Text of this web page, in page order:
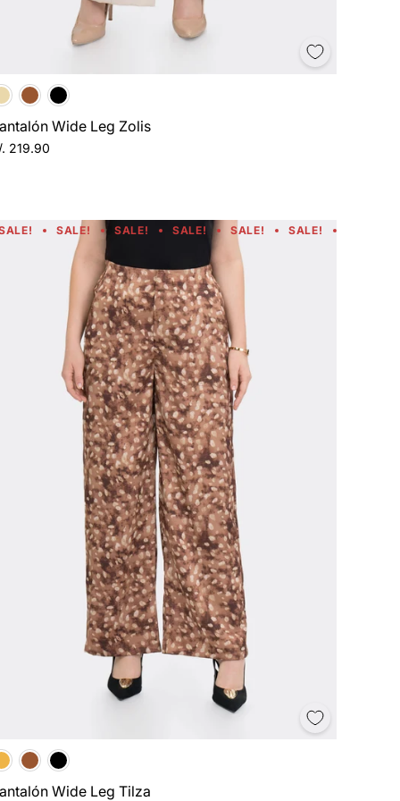
Wide Leg Zolis
. 219.90
SALE! SALE! SALE! SALE! SALE!
Wide Leg Tilza